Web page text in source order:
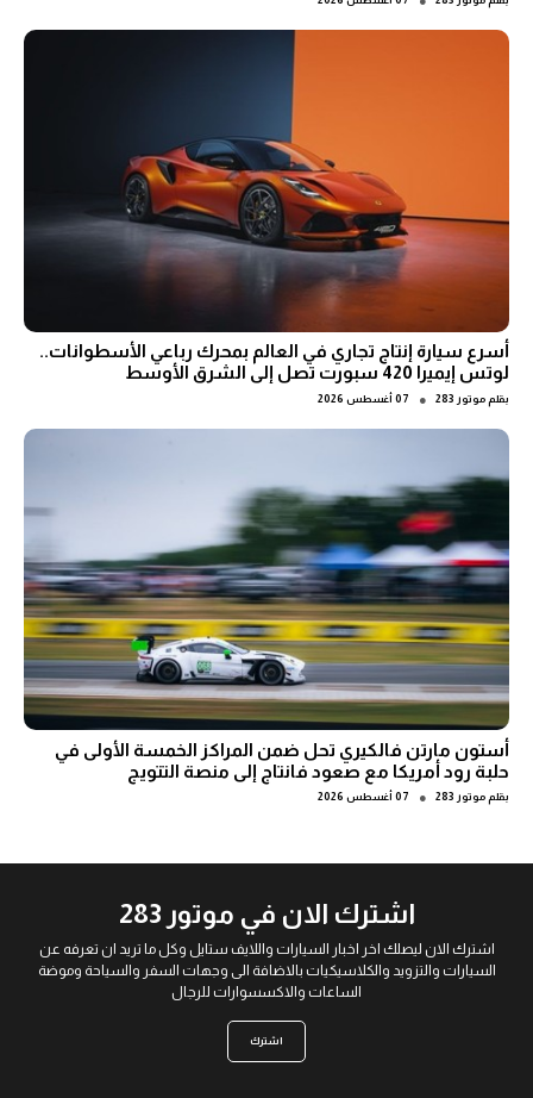
أسرع سيارة إنتاج تجاري في العالم بمحرك رباعي الأسطوانات..
لوتس إيميرا 420 سبورت تصل إلى الشرق الأوسط
بقلم موتور 283 ● 07 أغسطس 2026
أستون مارتن فالكيري تحل ضمن المراكز الخمسة الأولى في
حلبة رود أمريكا مع صعود فانتاج إلى منصة التتويج
بقلم موتور 283 ● 07 أغسطس 2026
اشترك الان في موتور 283
اشترك الان ليصلك اخر اخبار السيارات واللايف ستايل وكل ما تريد ان تعرفه عن
السيارات والتزويد والكلاسيكيات بالاضافة الى وجهات السفر والسياحة وموضة
الساعات والاكسسوارات للرجال
اشترك